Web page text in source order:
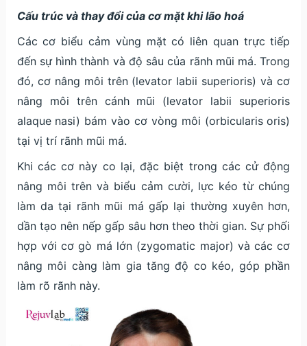
Cấu trúc và thay đổi của cơ mặt khi lão hoá
Các cơ biểu cảm vùng mặt có liên quan trực tiếp
đến sự hình thành và độ sâu của rãnh mũi má. Trong
đó, cơ nâng môi trên (levator labii superioris) và cơ
nâng môi trên cánh mũi (levator labii superioris
alaque nasi) bám vào cơ vòng môi (orbicularis oris)
tại vị trí rãnh mũi má.
Khi các cơ này co lại, đặc biệt trong các cử động
nâng môi trên và biểu cảm cười, lực kéo từ chúng
làm da tại rãnh mũi má gấp lại thường xuyên hơn,
dần tạo nên nếp gấp sâu hơn theo thời gian. Sự phối
hợp với cơ gò má lớn (zygomatic major) và các cơ
nâng môi càng làm gia tăng độ co kéo, góp phần
làm rõ rãnh này.